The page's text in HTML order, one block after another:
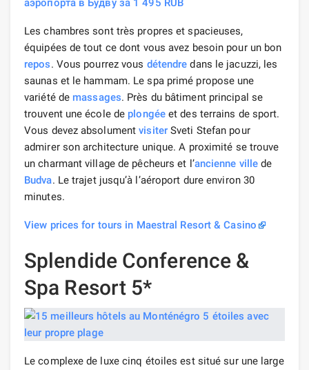
аэропорта в Будву за 1 495 RUB
Les chambres sont très propres et spacieuses,
équipées de tout ce dont vous avez besoin pour un bon
repos. Vous pourrez vous détendre dans le jacuzzi, les
saunas et le hammam. Le spa primé propose une
variété de massages. Près du bâtiment principal se
trouvent une école de plongéeet des terrains de sport.
Vous devez absolumentvisiterSveti Stefan pour
admirer son architecture unique. A proximité se trouve
un charmant village de pêcheurs et l’ancienne ville de
Budva. Le trajet jusqu’à l’aéroport dure environ 30
minutes.
View prices for tours in Maestral Resort & Casino
Splendide Conference &
Spa Resort 5*
Le complexe de luxe cinq étoiles est situé sur une large